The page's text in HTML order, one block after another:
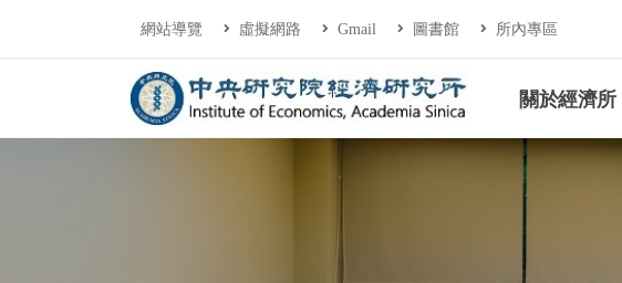
連往主要內容區塊
網站導覽 虛擬網路 Gmail 圖書館 所內專區
中央研究院經濟研究所關於經濟所